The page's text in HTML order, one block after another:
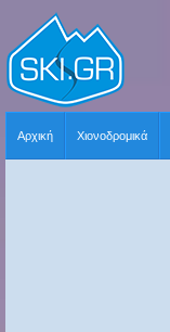
Αρχική Χιονοδρομικά